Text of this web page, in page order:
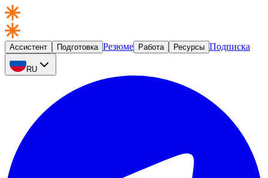
Ассистент Подготовка Резюме Работа Ресурсы Подписка
RU